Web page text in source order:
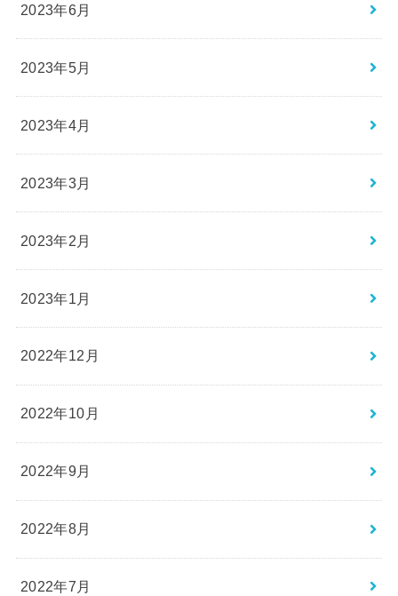
2023年6月
2023年5月
2023年4月
2023年3月
2023年2月
2023年1月
2022年12月
2022年10月
2022年9月
2022年8月
2022年7月